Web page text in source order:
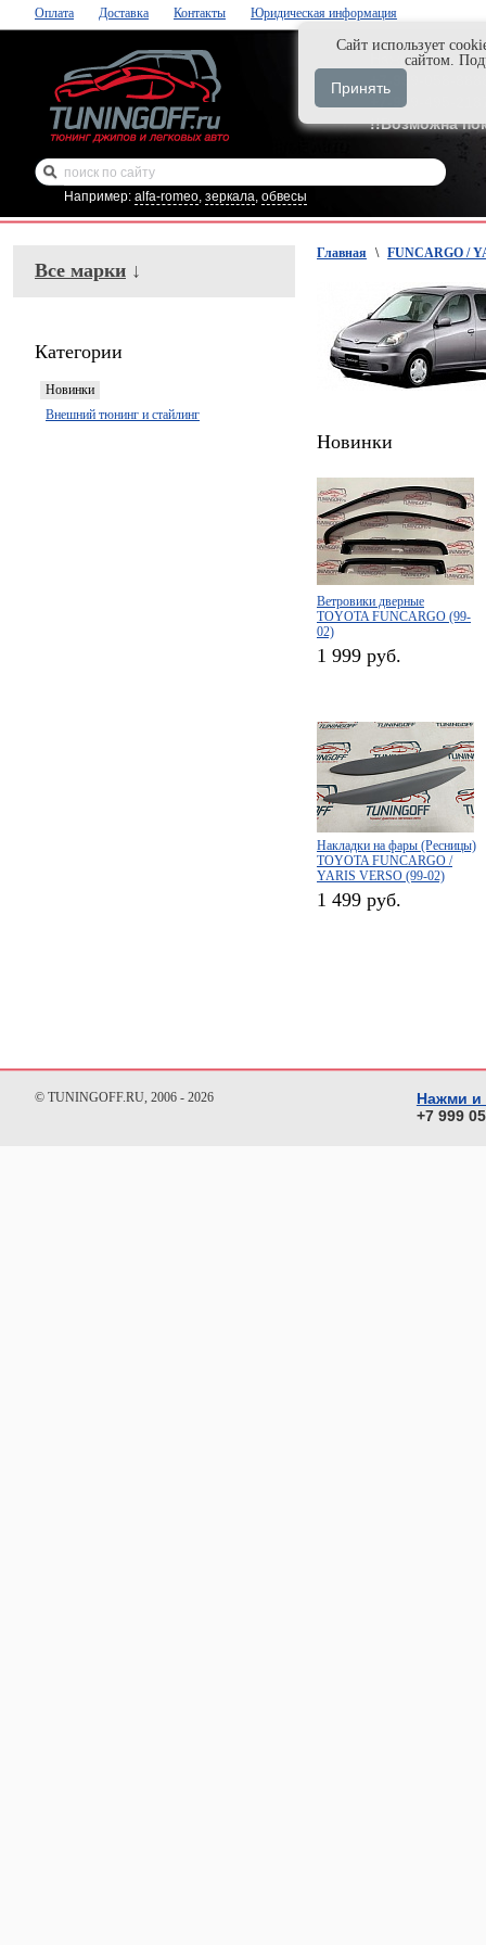
Оплата Доставка Контакты Юридическая информация
Нажми и
+7-929-495-
!!Возможна
Например: alfa-romeo, зеркала, обвесы
Все марки ↓
Категории
Новинки
Внешний тюнинг и стайлинг
Главная \ FUNCARGO /
Новинки
Ветровики дверные
TOYOTA FUNCARGO (99-
02)
1 999 руб.
Накладки на фары (Ресницы)
TOYOTA FUNCARGO /
YARIS VERSO (99-02)
1 499 руб.
© TUNINGOFF.RU, 2006 - 2026
Нажми и
+7 999
Cайт использует
сайтом.
Принять